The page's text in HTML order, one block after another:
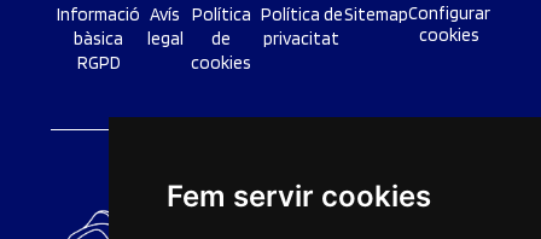
Fem servir cookies
Informació
bàsica
RGPD
Avís
legal
Política
de
cookies
Política de
privacitat
SitemapConfigurar
cookies